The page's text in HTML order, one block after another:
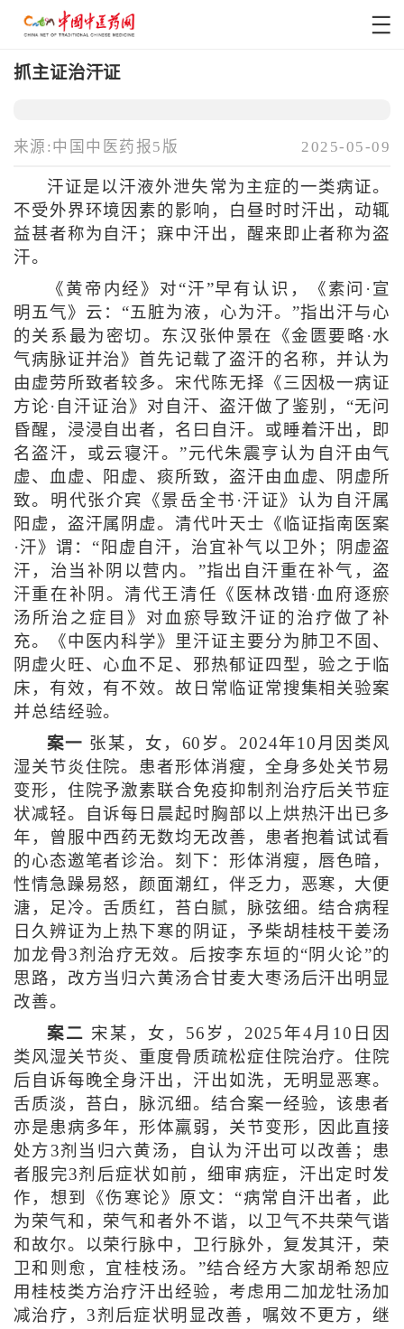
抓主证治汗证
来源:中国中医药报5版 2025-05-09
汗证是以汗液外泄失常为主症的一类病证。
不受外界环境因素的影响，白昼时时汗出，动辄
益甚者称为自汗；寐中汗出，醒来即止者称为盗
汗。
《黄帝内经》对“汗”早有认识，《素问·宣
明五气》云：“五脏为液，心为汗。”指出汗与心
的关系最为密切。东汉张仲景在《金匮要略·水
气病脉证并治》首先记载了盗汗的名称，并认为
由虚劳所致者较多。宋代陈无择《三因极一病证
方论·自汗证治》对自汗、盗汗做了鉴别，“无问
昏醒，浸浸自出者，名曰自汗。或睡着汗出，即
名盗汗，或云寝汗。”元代朱震亨认为自汗由气
虚、血虚、阳虚、痰所致，盗汗由血虚、阴虚所
致。明代张介宾《景岳全书·汗证》认为自汗属
阳虚，盗汗属阴虚。清代叶天士《临证指南医案
·汗》谓：“阳虚自汗，治宜补气以卫外；阴虚盗
汗，治当补阴以营内。”指出自汗重在补气，盗
汗重在补阴。清代王清任《医林改错·血府逐瘀
汤所治之症目》对血瘀导致汗证的治疗做了补
充。《中医内科学》里汗证主要分为肺卫不固、
阴虚火旺、心血不足、邪热郁证四型，验之于临
床，有效，有不效。故日常临证常搜集相关验案
并总结经验。
案一 张某，女，60岁。2024年10月因类风
湿关节炎住院。患者形体消瘦，全身多处关节易
变形，住院予激素联合免疫抑制剂治疗后关节症
状减轻。自诉每日晨起时胸部以上烘热汗出已多
年，曾服中西药无数均无改善，患者抱着试试看
的心态邀笔者诊治。刻下：形体消瘦，唇色暗，
性情急躁易怒，颜面潮红，伴乏力，恶寒，大便
溏，足冷。舌质红，苔白腻，脉弦细。结合病程
日久辨证为上热下寒的阴证，予柴胡桂枝干姜汤
加龙骨3剂治疗无效。后按李东垣的“阴火论”的
思路，改方当归六黄汤合甘麦大枣汤后汗出明显
改善。
案二 宋某，女，56岁，2025年4月10日因
类风湿关节炎、重度骨质疏松症住院治疗。住院
后自诉每晚全身汗出，汗出如洗，无明显恶寒。
舌质淡，苔白，脉沉细。结合案一经验，该患者
亦是患病多年，形体羸弱，关节变形，因此直接
处方3剂当归六黄汤，自认为汗出可以改善；患
者服完3剂后症状如前，细审病症，汗出定时发
作，想到《伤寒论》原文：“病常自汗出者，此
为荣气和，荣气和者外不谐，以卫气不共荣气谐
和故尔。以荣行脉中，卫行脉外，复发其汗，荣
卫和则愈，宜桂枝汤。”结合经方大家胡希恕应
用桂枝类方治疗汗出经验，考虑用二加龙牡汤加
减治疗，3剂后症状明显改善，嘱效不更方，继